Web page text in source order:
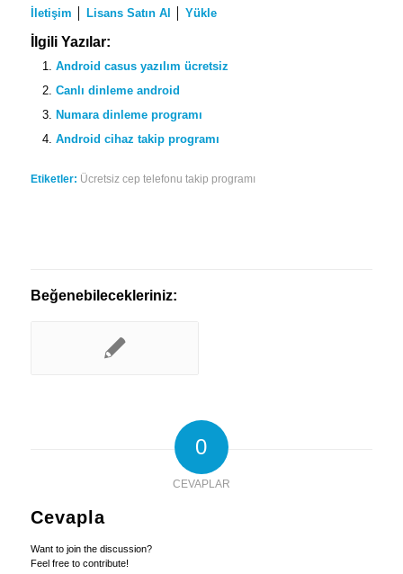
İletişim Lisans Satın Al Yükle
İlgili Yazılar:
Android casus yazılım ücretsiz
Canlı dinleme android
Numara dinleme programı
Android cihaz takip programı
Etiketler: Ücretsiz cep telefonu takip programı
Beğenebilecekleriniz:
0
CEVAPLAR
Cevapla
Want to join the discussion?
Feel free to contribute!